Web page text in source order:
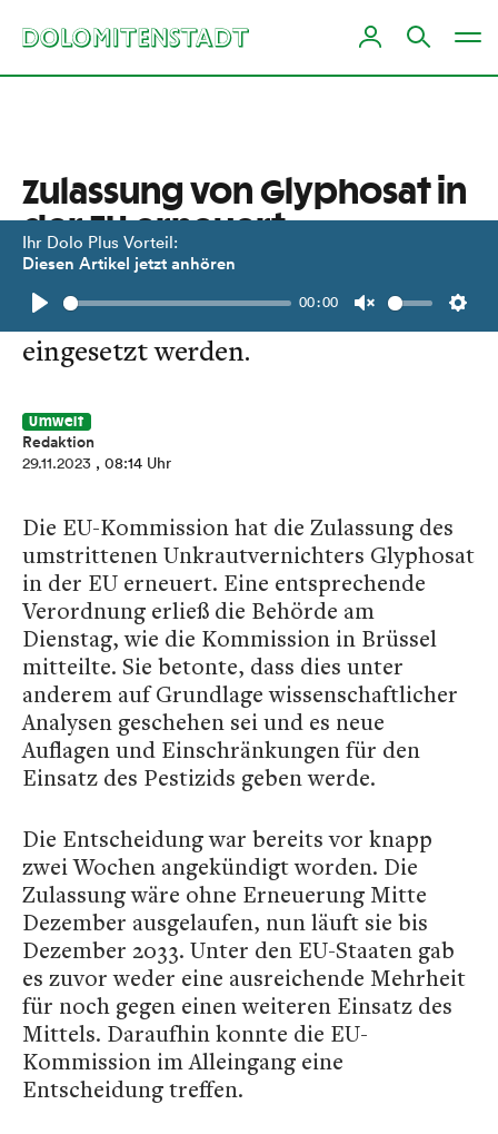
Ihr Dolo Plus Vorteil:
Diesen Artikel jetzt anhören
Play
00:00
Unmute
Zulassung von Glyphosat in
der EU erneuert
Der umstrittene Unkrautvernichter
darf nun weitere zehn Jahre
eingesetzt werden.
Umwelt
Redaktion
29.11.2023 , 08:14 Uhr
Die EU-Kommission hat die Zulassung des
umstrittenen Unkrautvernichters Glyphosat
in der EU erneuert. Eine entsprechende
Verordnung erließ die Behörde am
Dienstag, wie die Kommission in Brüssel
mitteilte. Sie betonte, dass dies unter
anderem auf Grundlage wissenschaftlicher
Analysen geschehen sei und es neue
Auflagen und Einschränkungen für den
Einsatz des Pestizids geben werde.
Die Entscheidung war bereits vor knapp
zwei Wochen angekündigt worden. Die
Zulassung wäre ohne Erneuerung Mitte
Dezember ausgelaufen, nun läuft sie bis
Dezember 2033. Unter den EU-Staaten gab
es zuvor weder eine ausreichende Mehrheit
für noch gegen einen weiteren Einsatz des
Mittels. Daraufhin konnte die EU-
Kommission im Alleingang eine
Entscheidung treffen.